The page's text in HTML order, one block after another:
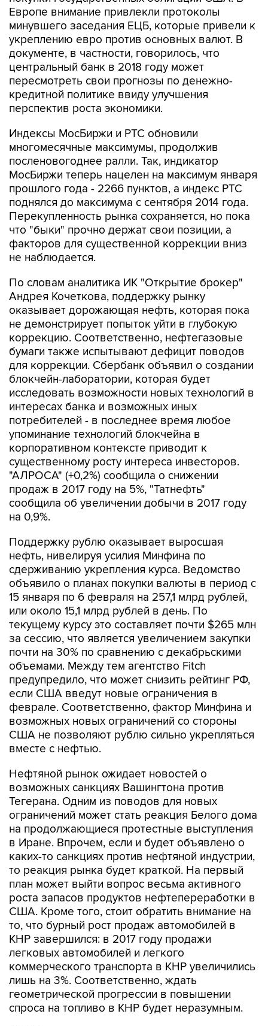
Европе внимание привлекли протоколы
минувшего заседания ЕЦБ, которые привели к
укреплению евро против основных валют. В
документе, в частности, говорилось, что
центральный банк в 2018 году может
пересмотреть свои прогнозы по денежно-
кредитной политике ввиду улучшения
перспектив роста экономики.
Индексы МосБиржи и РТС обновили
многомесячные максимумы, продолжив
посленовогоднее ралли. Так, индикатор
МосБиржи теперь нацелен на максимум января
прошлого года - 2266 пунктов, а индекс РТС
поднялся до максимума с сентября 2014 года.
Перекупленность рынка сохраняется, но пока
что "быки" прочно держат свои позиции, а
факторов для существенной коррекции вниз
не наблюдается.
По словам аналитика ИК "Открытие брокер"
Андрея Кочеткова, поддержку рынку
оказывает дорожающая нефть, которая пока
не демонстрирует попыток уйти в глубокую
коррекцию. Соответственно, нефтегазовые
бумаги также испытывают дефицит поводов
для коррекции. Сбербанк объявил о создании
блокчейн-лаборатории, которая будет
исследовать возможности новых технологий в
интересах банка и возможных иных
потребителей - в последнее время любое
упоминание технологий блокчейна в
корпоративном контексте приводит к
существенному росту интереса инвесторов.
"АЛРОСА" (+0,2%) сообщила о снижении
продаж в 2017 году на 5%, "Татнефть"
сообщила об увеличении добычи в 2017 году
на 0,9%.
Поддержку рублю оказывает выросшая
нефть, нивелируя усилия Минфина по
сдерживанию укрепления курса. Ведомство
объявило о планах покупки валюты в период с
15 января по 6 февраля на 257,1 млрд рублей,
или около 15,1 млрд рублей в день. По
текущему курсу это составляет почти $265 млн
за сессию, что является увеличением закупки
почти на 30% по сравнению с декабрьскими
объемами. Между тем агентство Fitch
предупредило, что может снизить рейтинг РФ,
если США введут новые ограничения в
феврале. Соответственно, фактор Минфина и
возможных новых ограничений со стороны
США не позволяют рублю сильно укрепляться
вместе с нефтью.
Нефтяной рынок ожидает новостей о
возможных санкциях Вашингтона против
Тегерана. Одним из поводов для новых
ограничений может стать реакция Белого дома
на продолжающиеся протестные выступления
в Иране. Впрочем, если и будет объявлено о
каких-то санкциях против нефтяной индустрии,
то реакция рынка будет краткой. На первый
план может выйти вопрос весьма активного
роста запасов продуктов нефтепереработки в
США. Кроме того, стоит обратить внимание на
то, что бурный рост продаж автомобилей в
КНР завершился: в 2017 году продажи
легковых автомобилей и легкого
коммерческого транспорта в КНР увеличились
лишь на 3%. Соответственно, ждать
геометрической прогрессии в повышении
спроса на топливо в КНР будет неразумным.